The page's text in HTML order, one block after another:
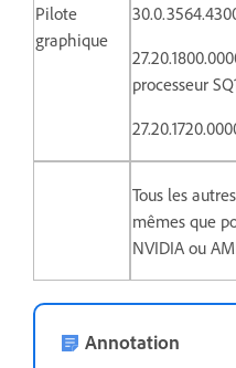
Pilote
graphique
processeur
Tous les
mêmes que
NVIDIA ou
Annotation